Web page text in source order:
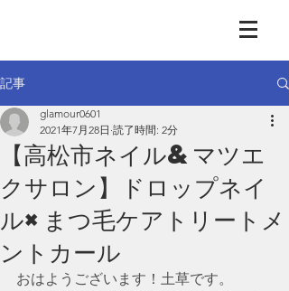
記事
【高松市ネイル&マツエ
クサロン】ドロップネイ
ル×まつ毛ケアトリートメ
ントカール
glamour0601
2021年7月28日 読了時間: 2分
おはようございます！土草です。